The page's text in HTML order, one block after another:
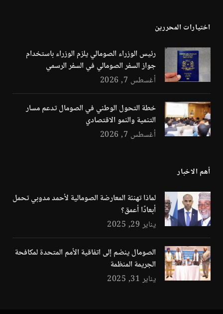
اختيارات المحررين
رئيس الوزراء الصومالي يلزم الوزراء باستخدام
جواز السفر الصومالي في السفر الرسمي
أغسطس 7, 2026
خطة التحول الوطني في الصومال تدعم مسار
التنمية والنمو الاقتصادي
أغسطس 7, 2026
أهم الاخبار
لماذا تهنئة المعارضة الصومالية لأحمد مدوبي تحمل
أبعادًا أعمق؟
يناير 29, 2025
الصومال ينضم إلى اتفاقية الأمم المتحدة لمكافحة
الجريمة المنظمة
يناير 31, 2025